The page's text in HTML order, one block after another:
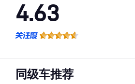
4.63
·空间表现较为优秀，优于65%同级车
同级车推荐